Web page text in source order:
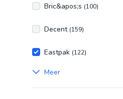
Bric&apos;s (100)
Decent (159)
Eastpak (122)
Meer